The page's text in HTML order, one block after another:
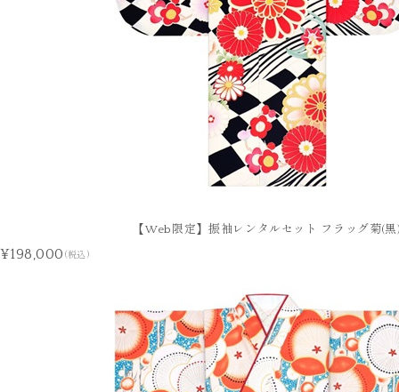
【Web限定】振袖レンタルセット フラッグ菊(
¥198,000 (税込)